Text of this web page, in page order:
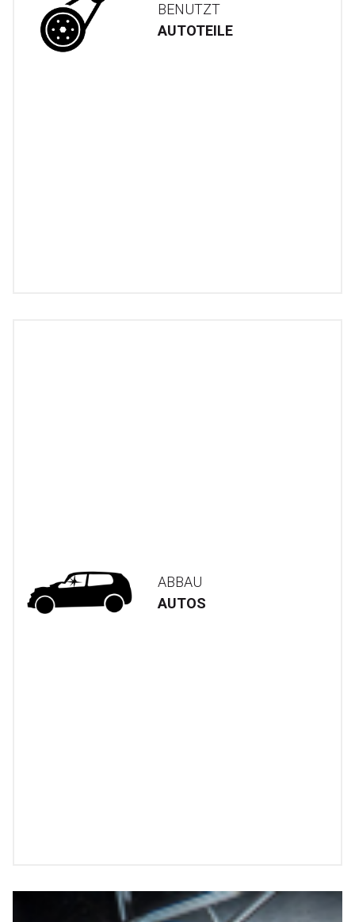
BENUTZT
AUTOTEILE
ABBAU
AUTOS